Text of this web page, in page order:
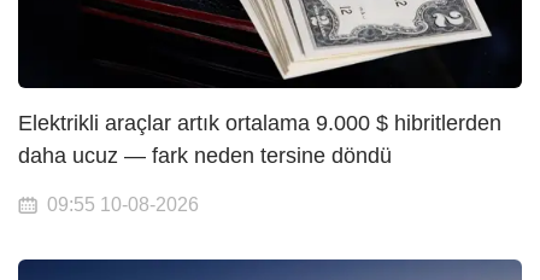
Elektrikli araçlar artık ortalama 9.000 $ hibritlerden
daha ucuz — fark neden tersine döndü
09:55 10-08-2026